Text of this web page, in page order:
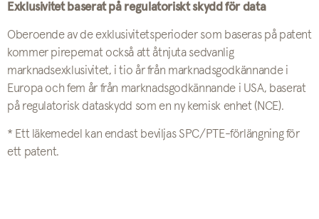
Exklusivitet baserat på regulatoriskt skydd för data
Oberoende av de exklusivitetsperioder som baseras på patent
kommer pirepemat också att åtnjuta sedvanlig
marknadsexklusivitet, i tio år från marknadsgodkännande i
Europa och fem år från marknadsgodkännande i USA, baserat
på regulatorisk dataskydd som en ny kemisk enhet (NCE).
* Ett läkemedel kan endast beviljas SPC/PTE-förlängning för
ett patent.